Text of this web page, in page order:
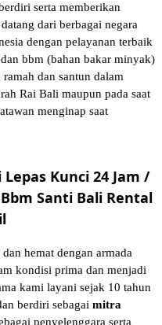
serta memberikan
dari berbagai negara
dengan pelayanan terbaik
bbm (bahan bakar minyak)
dan santun dalam
Rai Bali maupun pada saat
menginap saat
Kunci 24 Jam /
Santi Bali Rental
dan hemat dengan armada
kondisi prima dan menjadi
kami layani sejak 10 tahun
berdiri sebagai mitra
penyelenggara serta